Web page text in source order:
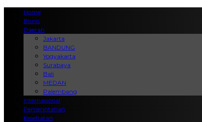
Home
Bisnis
Daerah
Jakarta
BANDUNG
Yogyakarta
Surabaya
Bali
MEDAN
Palembang
Internasional
Pemerintahan
Kesehatan